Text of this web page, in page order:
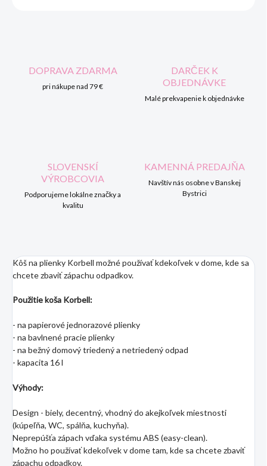
DOPRAVA ZDARMA
pri nákupe nad 79 €
DARČEK K
OBJEDNÁVKE
Malé prekvapenie k objednávke
SLOVENSKÍ
VÝROBCOVIA
Podporujeme lokálne značky a
kvalitu
KAMENNÁ PREDAJŇA
Navštív nás osobne v Banskej
Bystrici
Kôš na plienky Korbell možné používať kdekoľvek v dome, kde sa
chcete zbaviť zápachu odpadkov.
Použitie koša Korbell:
- na papierové jednorazové plienky
- na bavlnené pracie plienky
- na bežný domový triedený a netriedený odpad
- kapacita 16 l
Výhody:
Design - biely, decentný, vhodný do akejkoľvek miestnosti
(kúpeľňa, WC, spálňa, kuchyňa).
Neprepúšťa zápach vďaka systému ABS (easy-clean).
Možno ho používať kdekoľvek v dome tam, kde sa chcete zbaviť
zápachu odpadkov.